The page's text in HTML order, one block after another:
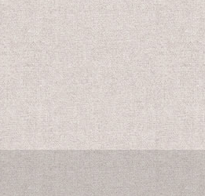
18,800円